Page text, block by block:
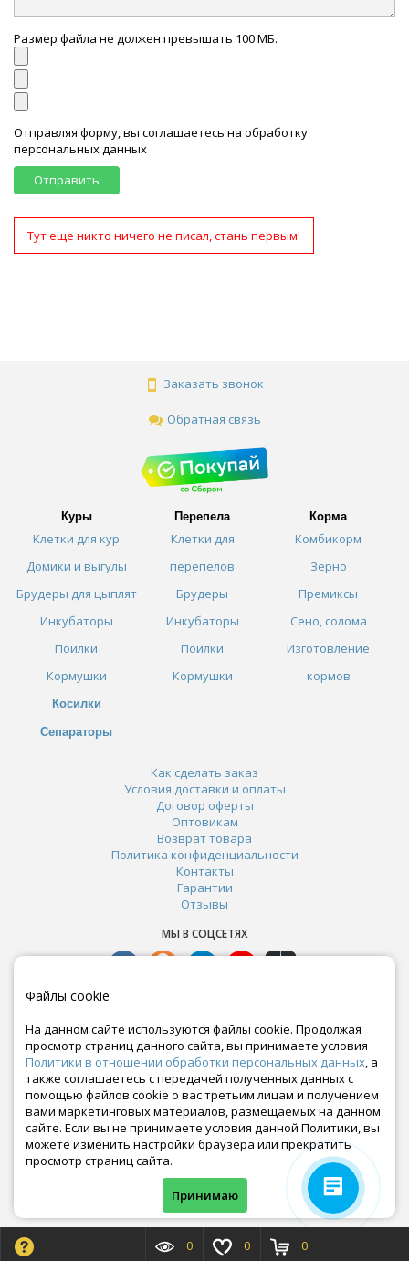
Размер файла не должен превышать 100 МБ.
Отправляя форму, вы соглашаетесь на обработку
персональных данных
Отправить
Тут еще никто ничего не писал, стань первым!
Заказать звонок
Обратная связь
Куры
Клетки для кур
Домики и выгулы
Брудеры для цыплят
Инкубаторы
Поилки
Кормушки
Косилки
Сепараторы
Перепела
Клетки для
перепелов
Брудеры
Инкубаторы
Поилки
Кормушки
Корма
Комбикорм
Зерно
Премиксы
Сено, солома
Изготовление
кормов
Как сделать заказ
Условия доставки и оплаты
Договор оферты
Оптовикам
Возврат товара
Политика конфиденциальности
Контакты
Гарантии
Отзывы
МЫ В СОЦСЕТЯХ
Почта:
crazy-ferma@yandex.ru
© Все права защищены. Информация сайта защищена законом об авторских правах.
0 0 0
Файлы cookie
На данном сайте используются файлы cookie. Продолжая
просмотр страниц данного сайта, вы принимаете условия
Политики в отношении обработки персональных данных, а
также соглашаетесь с передачей полученных данных с
помощью файлов cookie о вас третьим лицам и получением
вами маркетинговых материалов, размещаемых на данном
сайте. Если вы не принимаете условия данной Политики, вы
можете изменить настройки браузера или прекратить
просмотр страниц сайта.
Принимаю